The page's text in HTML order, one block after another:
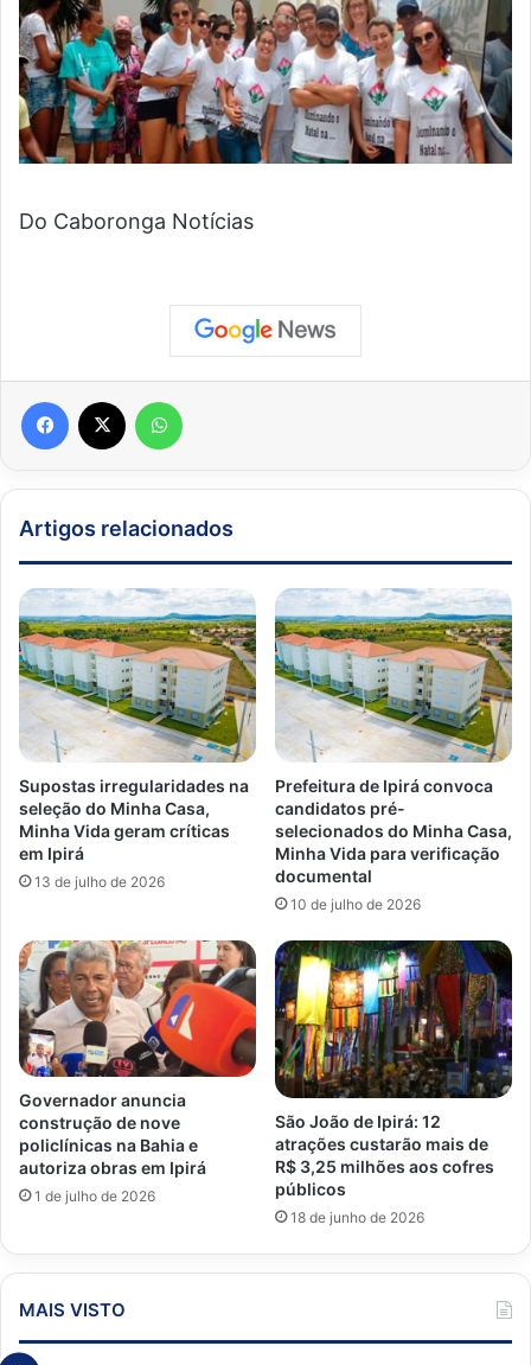
Do Caboronga Notícias
Artigos relacionados
Supostas irregularidades na
seleção do Minha Casa,
Minha Vida geram críticas
em Ipirá
13 de julho de 2026
Prefeitura de Ipirá convoca
candidatos pré-
selecionados do Minha Casa,
Minha Vida para verificação
documental
10 de julho de 2026
Governador anuncia
construção de nove
policlínicas na Bahia e
autoriza obras em Ipirá
1 de julho de 2026
São João de Ipirá: 12
atrações custarão mais de
R$ 3,25 milhões aos cofres
públicos
18 de junho de 2026
MAIS VISTO